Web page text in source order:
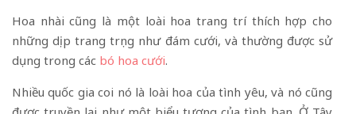
Hoa nhài cũng là một loài hoa trang trí thích hợp cho
những dịp trang trọng như đám cưới, và thường được sử
dụng trong các bó hoa cưới.
Nhiều quốc gia coi nó là loài hoa của tình yêu, và nó cũng